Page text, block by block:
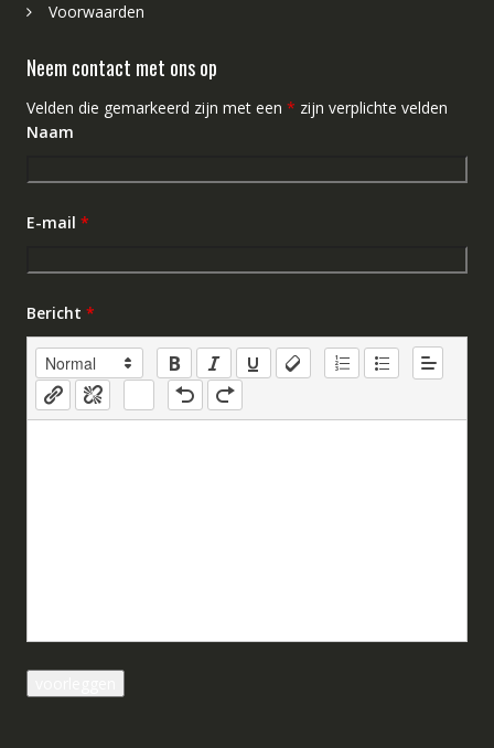
Voorwaarden
Neem contact met ons op
Velden die gemarkeerd zijn met een * zijn verplichte velden
Naam
E-mail *
Bericht *